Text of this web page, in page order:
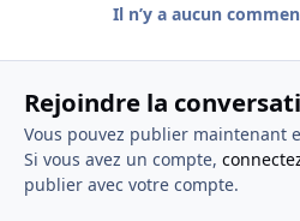
Il n’y a aucun
Rejoindre la
Vous pouvez publier maintenant
Si vous avez un compte,
publier avec votre compte.